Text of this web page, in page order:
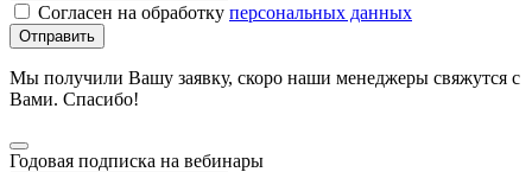
Согласен на обработку персональных данных
Отправить
Мы получили Вашу заявку, скоро наши менеджеры свяжутся с
Вами. Спасибо!
Годовая подписка на вебинары